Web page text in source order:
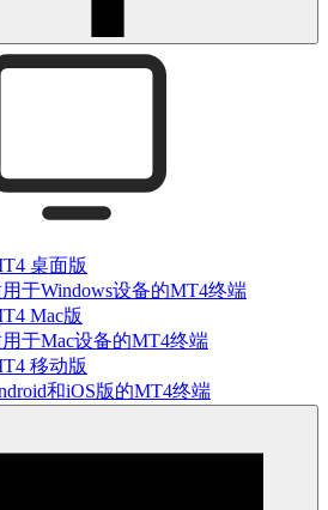
桌面版
于Windows设备的MT4终端
Mac版
于Mac设备的MT4终端
移动版
和iOS版的MT4终端